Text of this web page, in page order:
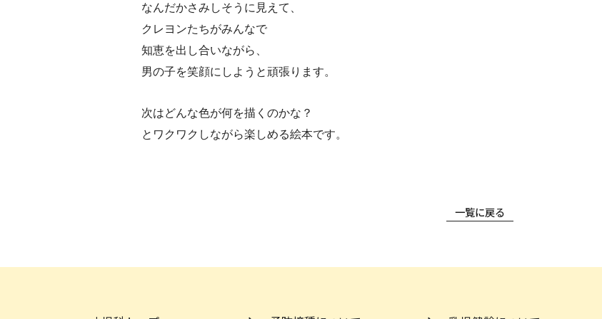
なんだかさみしそうに見えて、
クレヨンたちがみんなで
知恵を出し合いながら、
男の子を笑顔にしようと頑張ります。
次はどんな色が何を描くのかな？
とワクワクしながら楽しめる絵本です。
一覧に戻る